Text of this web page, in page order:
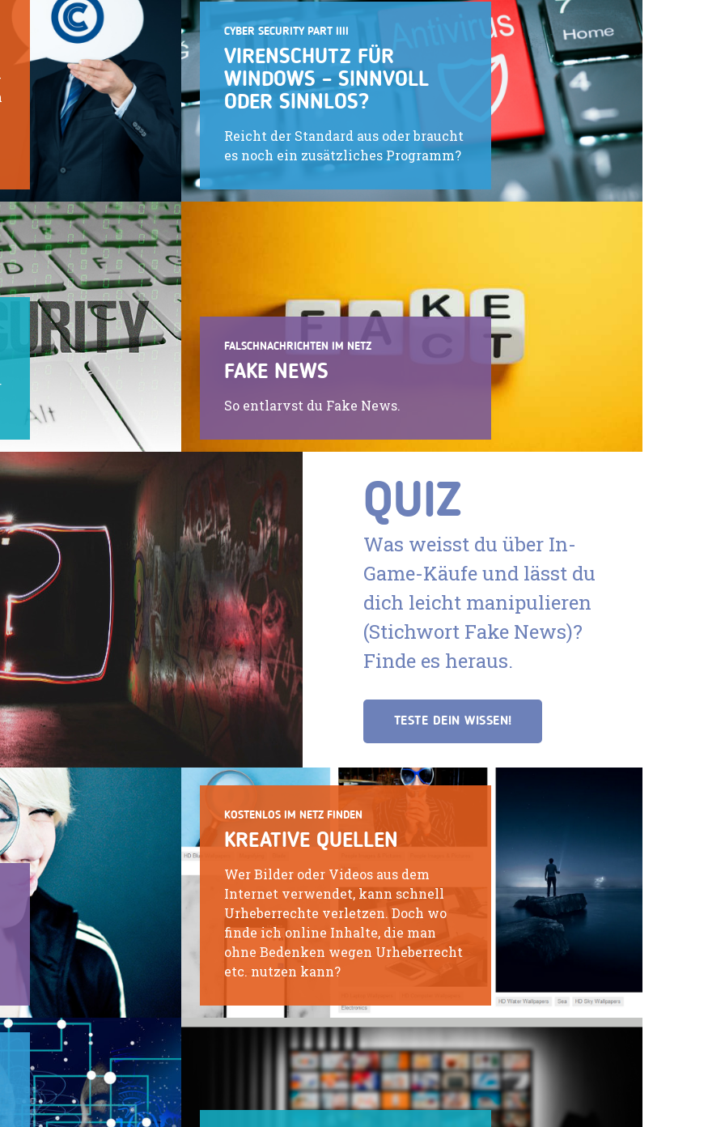
CYBER SECURITY PART IIII
VIRENSCHUTZ FÜR
WINDOWS – SINNVOLL
ODER SINNLOS?
Reicht der Standard aus oder braucht
es noch ein zusätzliches Programm?
FALSCHNACHRICHTEN IM NETZ
FAKE NEWS
So entlarvst du Fake News.
QUIZ
Was weisst du über In-
Game-Käufe und lässt du
dich leicht manipulieren
(Stichwort Fake News)?
Finde es heraus.
TESTE DEIN WISSEN!
KOSTENLOS IM NETZ FINDEN
KREATIVE QUELLEN
Wer Bilder oder Videos aus dem
Internet verwendet, kann schnell
Urheberrechte verletzen. Doch wo
finde ich online Inhalte, die man
ohne Bedenken wegen Urheberrecht
etc. nutzen kann?